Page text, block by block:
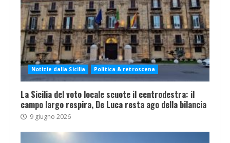
Notizie dalla Sicilia Politica & retroscena
La Sicilia del voto locale scuote il centrodestra: il
campo largo respira, De Luca resta ago della bilancia
9 giugno 2026